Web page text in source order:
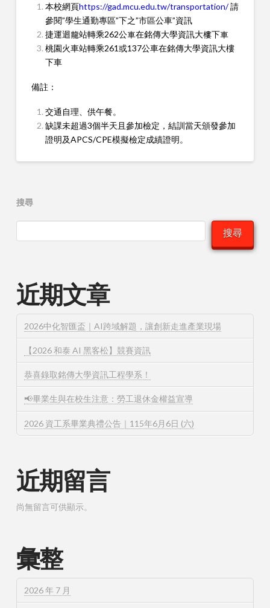
本校網頁https://gad.mcu.edu.tw/transportation/請
參閱”學生通勤專區”下之”市區公車”資訊
捷運迴龍站轉乘262公車在銘傳大學資訊大樓下車
桃園火車站轉乘261或137公車在銘傳大學資訊大樓
下車
備註：
交通自理、供午餐。
缺課未超過3個半天且參加檢定，結訓當天頒發參加
證明及APCS/CPE模擬檢定成績證明。
搜尋
搜尋
近期文章
2026中化智匯盃｜AI跨域解題，讓創新走進產業現場
【2026 和泰 AI 黑客松】競賽資訊
恭喜錄取銘傳大學資訊工程學系！
📢畢業生與在校生注意：勞工退休金權益宣導
2026 資工系畢業典禮公告｜115年6月6日 (六)
近期留言
尚無留言可供顯示。
彙整
2026 年 7 月